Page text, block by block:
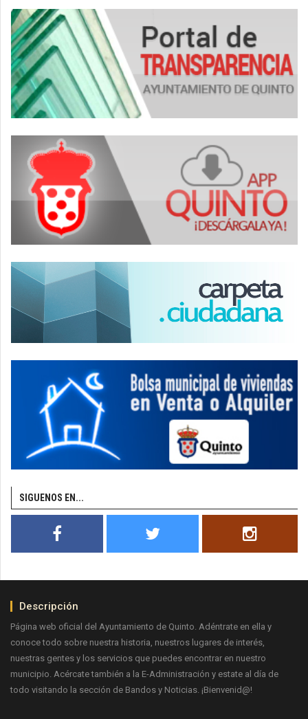
SIGUENOS EN...
Descripción
Página web oficial del Ayuntamiento de Quinto. Adéntrate en ella y
conoce todo sobre nuestra historia, nuestros lugares de interés,
nuestras gentes y los servicios que puedes encontrar en nuestro
municipio. Acércate también a la E-Administración y estate al día de
todo visitando la sección de Bandos y Noticias. ¡Bienvenid@!